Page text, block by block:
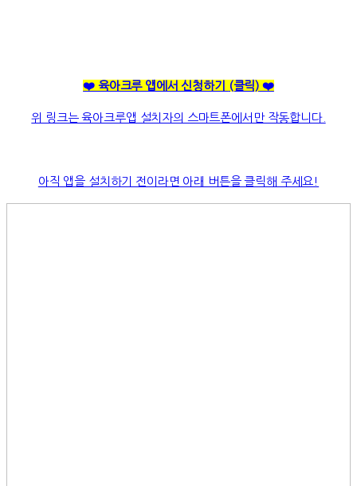
❤️ 육아크루 앱에서 신청하기 (클릭) ❤️
위 링크는 육아크루앱 설치자의 스마트폰에서만 작동합니다.
아직 앱을 설치하기 전이라면 아래 버튼을 클릭해 주세요!